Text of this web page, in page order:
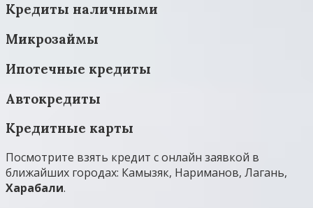
Кредиты наличными
Микрозаймы
Ипотечные кредиты
Автокредиты
Кредитные карты
Посмотрите взять кредит с онлайн заявкой в
ближайших городах: Камызяк, Нариманов, Лагань,
Харабали.